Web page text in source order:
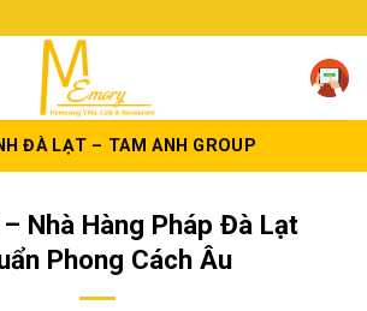
ĐÀ LẠT – TAM ANH GROUP
Nhà Hàng Pháp Đà Lạt
Phong Cách Âu